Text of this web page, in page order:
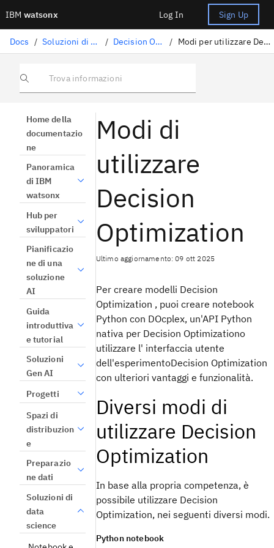
IBM watsonx Log In Sign Up
Docs / Soluzioni di data science / Decision Optimization / Modi per utilizzare Decision Optimization
Trova informazioni
Home della
documentazio
ne
Panoramica
di IBM
watsonx
Hub per
sviluppatori
Pianificazio
ne di una
soluzione
AI
Guida
introduttiva
e tutorial
Soluzioni
Gen AI
Progetti
Spazi di
distribuzion
e
Preparazio
ne dati
Soluzioni di
data
science
Modi di
utilizzare
Decision
Optimization
Ultimo aggiornamento: 09 ott 2025
Per creare modelli Decision
Optimization , puoi creare notebook
Python con DOcplex, un'API Python
nativa per Decision Optimizationo
utilizzare l' interfaccia utente
dell'esperimentoDecision Optimization
con ulteriori vantaggi e funzionalità.
Diversi modi di
utilizzare Decision
Optimization
In base alla propria competenza, è
possibile utilizzare Decision
Optimization, nei seguenti diversi modi.
Python notebook